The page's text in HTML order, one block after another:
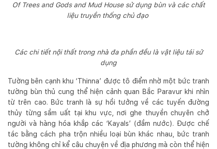
Of Trees and Gods and Mud House sử dụng bùn và các chất
liệu truyền thống chủ đạo
Các chi tiết nội thất trong nhà đa phần đều là vật liệu tái sử
dụng
Tường bên cạnh khu ‘Thinna’ được tô điểm nhờ một bức tranh
tường bùn thủ cung thể hiện cảnh quan Bắc Paravur khi nhìn
từ trên cao. Bức tranh là sự hồi tưởng về các tuyến đường
thủy từng sầm uất tại khu vực, nơi ghe thuyền chuyên chở
người và hàng hóa khắp các ‘Kayals’ (đầm nước). Được chế
tác bằng cách pha trộn nhiều loại bùn khác nhau, bức tranh
tường không chỉ kể câu chuyện về địa phương mà còn thể hiện